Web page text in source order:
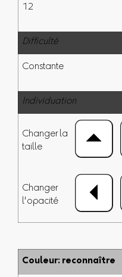
12
Difficulté
Constante
Individuation
Changer la
taille
Changer
l'opacité
Couleur: reconnaître